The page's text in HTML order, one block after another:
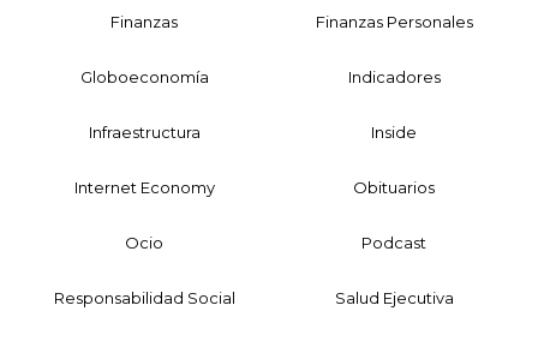
Finanzas Finanzas Personales
Globoeconomía Indicadores
Infraestructura Inside
Internet Economy Obituarios
Ocio Podcast
Responsabilidad Social Salud Ejecutiva